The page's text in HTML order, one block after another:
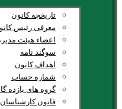
تاریخچه کانون
معرفی رئیس
اعضاء هیئت
سوگند نامه
اهداف کانون
شماره حساب
گروه های یازده
قانون